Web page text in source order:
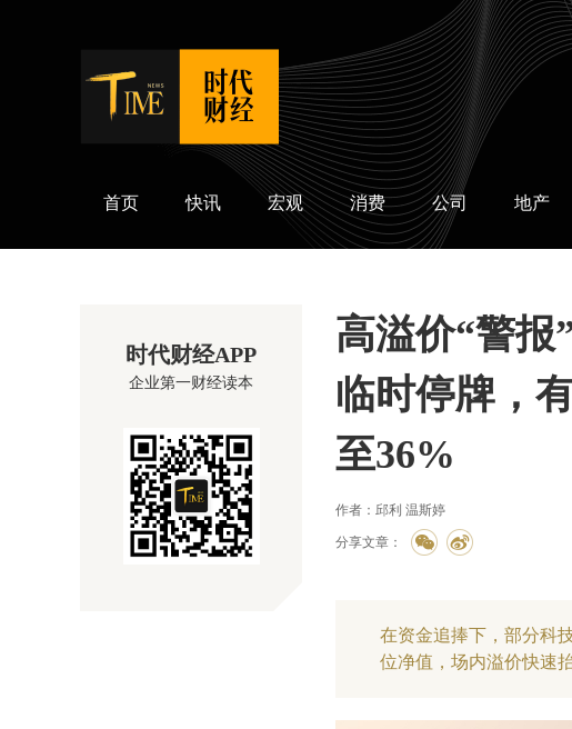
时代财经
首页 快讯 宏观 消费 公司 地产
时代财经APP
企业第一财经读本
高溢价“警报
临时停牌，
至36%
作者：邱利 温斯婷
分享文章：
在资金追捧下，部分科
位净值，场内溢价快速抬